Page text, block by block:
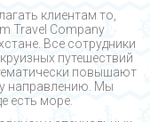
клиентам то,
Travel Company
Все сотрудники
путешествий
повышают
направлению. Мы
есть море.